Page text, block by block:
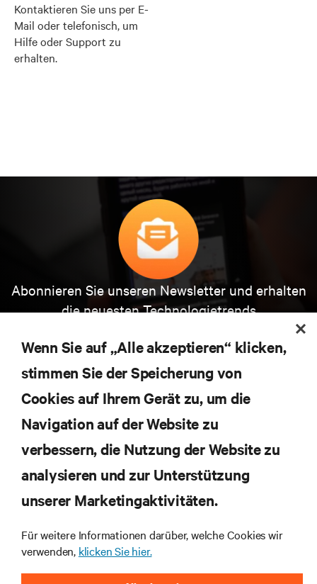
Kontaktieren Sie uns per E-
Mail oder telefonisch, um
Hilfe oder Support zu
erhalten.
Abonnieren Sie unseren Newsletter und erhalten
die neuesten Technologietrends
Themen der Branche, mit aktuellen Diskussionen
und Einblicken von Experten in das
Rechenzentrums- und Infrastrukturmanagement.
JETZT ANMELDEN
RESSOURCEN
SUPPORT
UNTERNEHMEN
Wenn Sie auf „Alle akzeptieren“ klicken,
stimmen Sie der Speicherung von
Cookies auf Ihrem Gerät zu, um die
Navigation auf der Website zu
verbessern, die Nutzung der Website zu
analysieren und zur Unterstützung
unserer Marketingaktivitäten.
Für weitere Informationen darüber, welche Cookies wir
verwenden, klicken Sie hier.